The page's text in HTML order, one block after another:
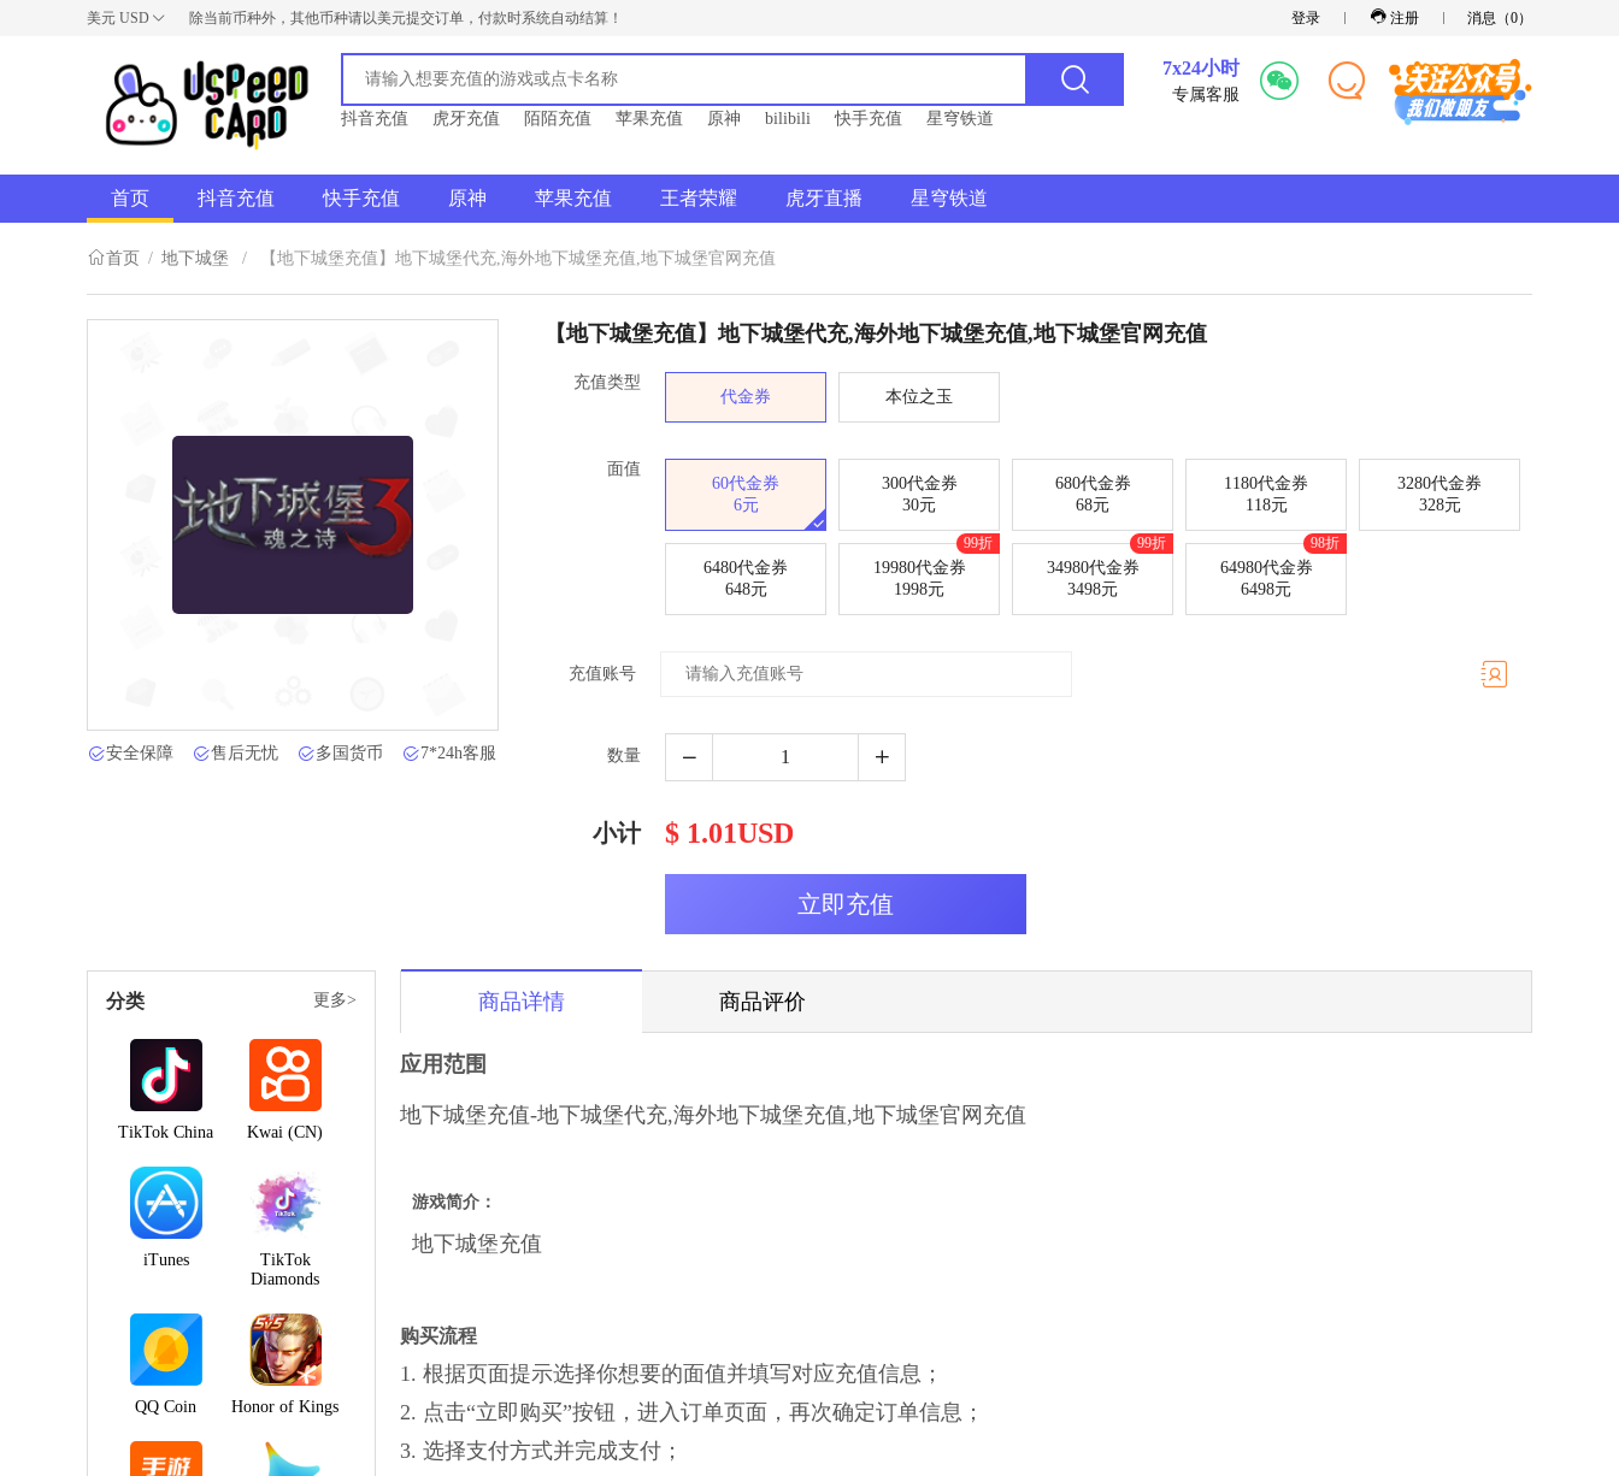
美元 USD
USD
AUD
NZD
除当前币种外，其他币种请以美元提交订单，付款时系统自动结算！ 登录 注册 消息（0）
抖音充值 虎牙充值 陌陌充值 苹果充值 原神 bilibili 快手充值 星穹铁道
7x24小时
专属客服
首页 抖音充值 快手充值 原神 苹果充值 王者荣耀 虎牙直播 星穹铁道
首页 / 地下城堡 / 【地下城堡充值】地下城堡代充,海外地下城堡充值,地下城堡官网充值
安全保障 售后无忧 多国货币 7*24h客服
【地下城堡充值】地下城堡代充,海外地下城堡充值,地下城堡官网充值
充值类型
代金券
本位之玉
面值
60代金券
6元
300代金券
30元
680代金券
68元
1180代金券
118元
3280代金券
328元
6480代金券
648元
99折
19980代金券
1998元
99折
34980代金券
3498元
98折
64980代金券
6498元
充值账号
数量
小计 $ 1.01USD
分类 更多>
TikTok China Kwai (CN)
iTunes
TikTok
Diamonds
QQ Coin Honor of Kings
商品详情 商品评价
应用范围
地下城堡充值-地下城堡代充,海外地下城堡充值,地下城堡官网充值
游戏简介：
地下城堡充值
购买流程
1. 根据页面提示选择你想要的面值并填写对应充值信息；
2. 点击“立即购买”按钮，进入订单页面，再次确定订单信息；
3. 选择支付方式并完成支付；